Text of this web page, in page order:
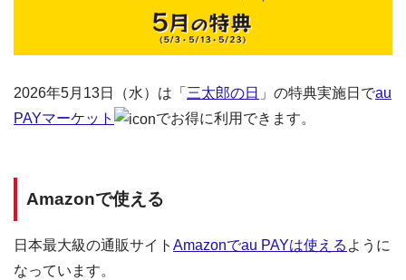
2026年5月13日（水）は「 三太郎の日 」の特典実施日でau
PAYマーケット
でお得に利用できます。
Amazonで使える
日本最大級の通販サイト Amazonでau PAYは使える ように
なっています。